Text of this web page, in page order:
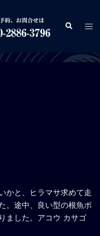
検
索
ト
メ
かと、ヒラマサ求めて走
。途中、良い型の根魚ポ
ました。アコウ カサゴ